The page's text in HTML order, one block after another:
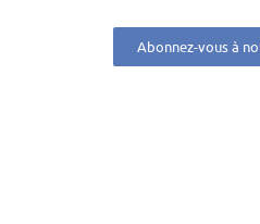
Abonnez-vous à